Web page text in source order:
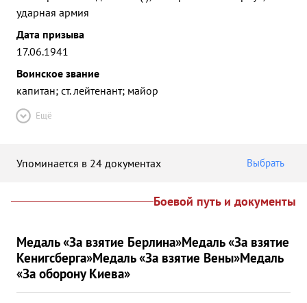
ударная армия
Дата призыва
17.06.1941
Воинское звание
капитан; ст. лейтенант; майор
Ещё
Упоминается в 24 документах Выбрать
Боевой путь и документы
Медаль «За взятие Берлина»Медаль «За взятие
Кенигсберга»Медаль «За взятие Вены»Медаль
«За оборону Киева»